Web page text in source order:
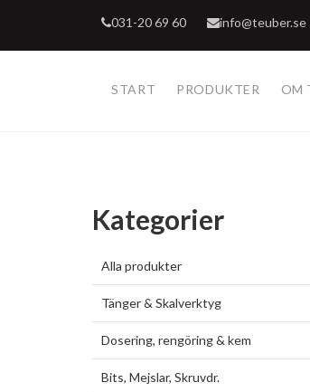
031-20 69 60 info@teuber.se
START PRODUKTER OM
Kategorier
Alla produkter
Tänger & Skalverktyg
Dosering, rengöring & kem
Bits, Mejslar, Skruvdr.